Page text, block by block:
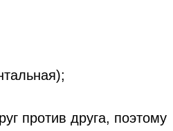
против друга, поэтому